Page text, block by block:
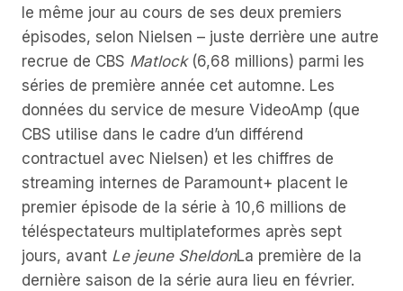
le même jour au cours de ses deux premiers
épisodes, selon Nielsen – juste derrière une autre
recrue de CBS Matlock(6,68 millions) parmi les
séries de première année cet automne. Les
données du service de mesure VideoAmp (que
CBS utilise dans le cadre d’un différend
contractuel avec Nielsen) et les chiffres de
streaming internes de Paramount+ placent le
premier épisode de la série à 10,6 millions de
téléspectateurs multiplateformes après sept
jours, avant Le jeune SheldonLa première de la
dernière saison de la série aura lieu en février.